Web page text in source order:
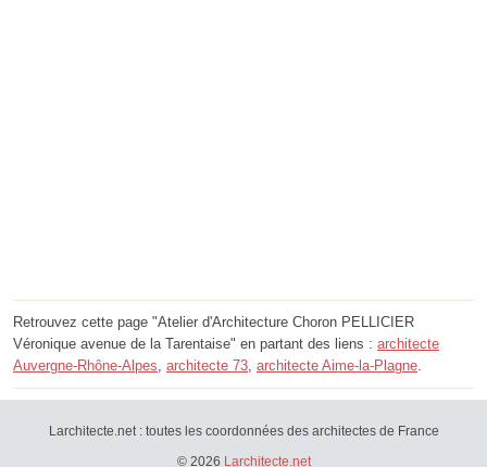
Retrouvez cette page "Atelier d'Architecture Choron PELLICIER
Véronique avenue de la Tarentaise" en partant des liens : architecte
Auvergne-Rhône-Alpes architecte 73 architecte Aime-la-Plagne
Larchitecte.net : toutes les coordonnées des architectes de France
© 2026 Larchitecte.net